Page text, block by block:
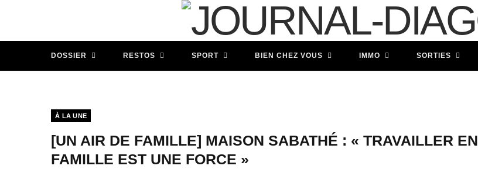
DOSSIER RESTOS SPORT BIEN CHEZ VOUS IMMO SORTIES
À LA UNE
[UN AIR DE FAMILLE] MAISON SABATHÉ : « TRAVAILLER EN
FAMILLE EST UNE FORCE »